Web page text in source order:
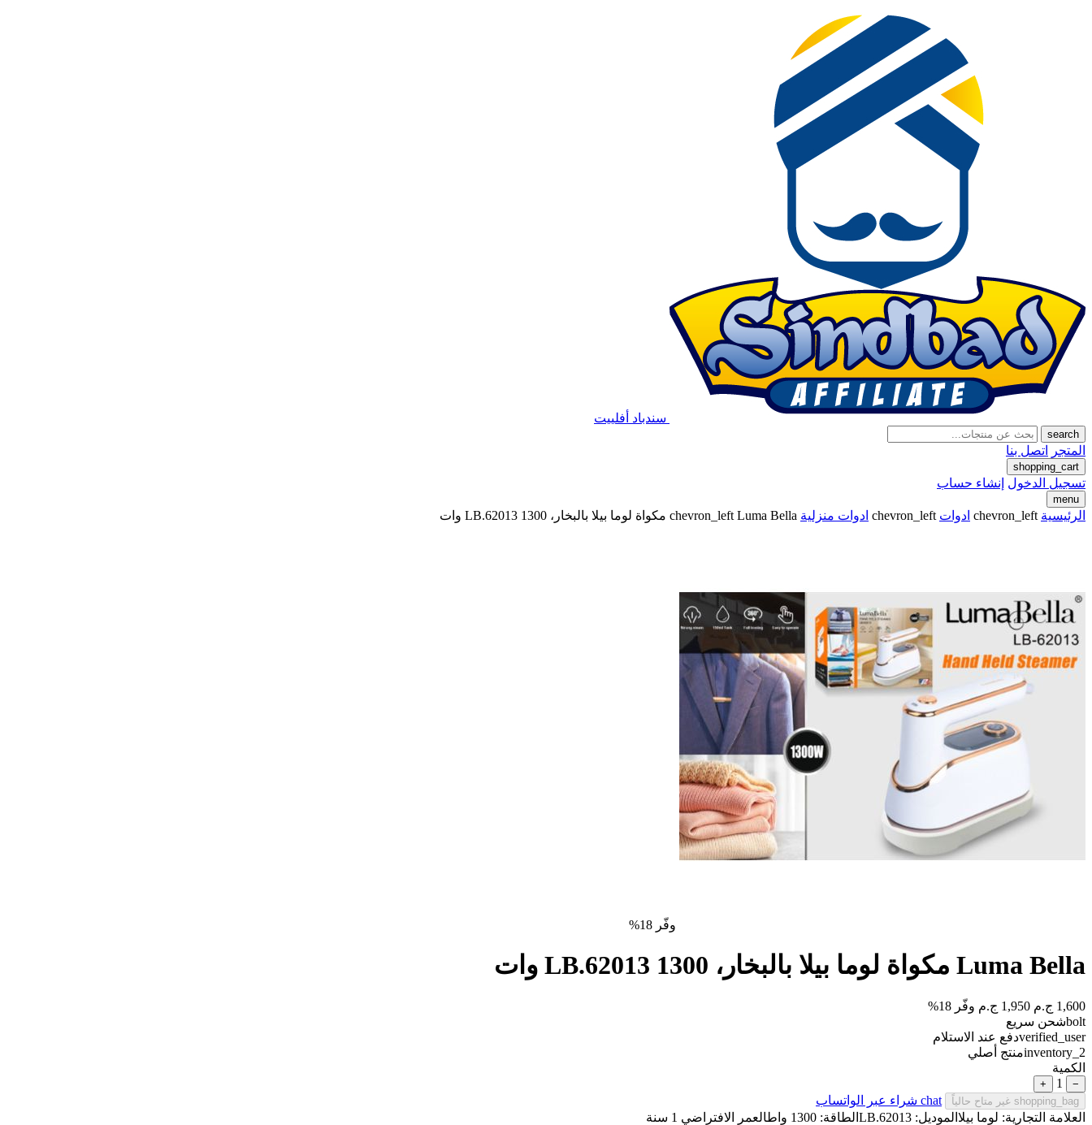
سندباد أفلييت
search
المتجر اتصل بنا
shopping_cart
تسجيل الدخول إنشاء حساب
menu
الرئيسية chevron_left ادوات chevron_left ادوات منزلية chevron_left Luma Bella مكواة لوما بيلا بالبخار، LB.62013 1300 وات
وفّر 18%
Luma Bella مكواة لوما بيلا بالبخار، LB.62013 1300 وات
1,600 ج.م 1,950 ج.م
وفّر 18%
boltشحن سريع
verified_userدفع عند الاستلام
inventory_2منتج أصلي
الكمية
−
1
+
shopping_bag غير متاح حالياً chat شراء عبر الواتساب
العلامة التجارية: لوما بيلاالموديل: LB.62013الطاقة: 1300 واطالعمر الافتراضي 1 سنة